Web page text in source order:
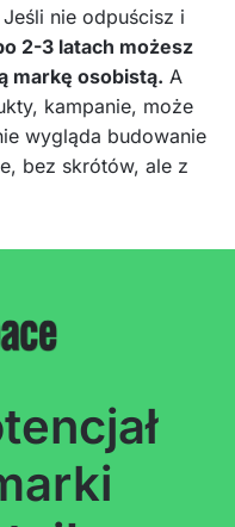
Jeśli nie odpuścisz i
2-3 latach możesz
markę osobistą. A
kampanie, może
wygląda budowanie
bez skrótów, ale z